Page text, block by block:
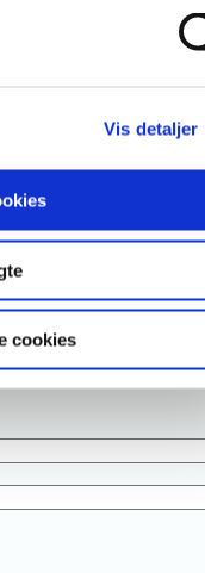
Vis detaljer
cookies